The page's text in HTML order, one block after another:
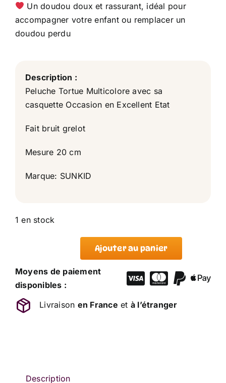
Un doudou doux et rassurant, idéal pour
accompagner votre enfant ou remplacer un
doudou perdu
Description :
Peluche Tortue Multicolore avec sa
casquette Occasion en Excellent Etat
Fait bruit grelot
Mesure 20 cm
Marque: SUNKID
1 en stock
de
Peluche
Multicolore
cm
Ajouter au panier
Moyens de paiement
disponibles :
Livraison en France et à l’étranger
Description